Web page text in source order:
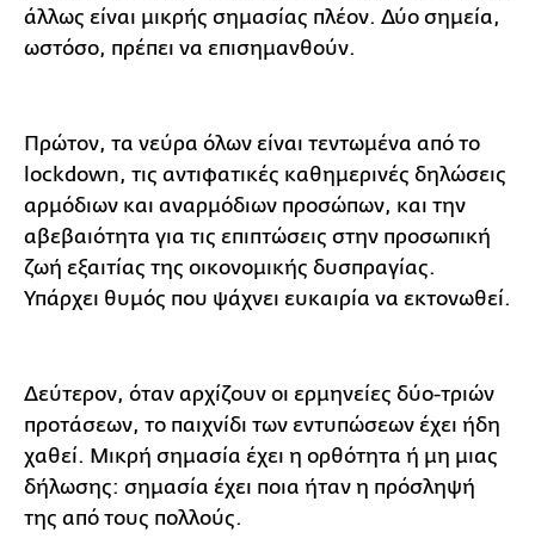
άλλως είναι μικρής σημασίας πλέον. Δύο σημεία,
ωστόσο, πρέπει να επισημανθούν.
Πρώτον, τα νεύρα όλων είναι τεντωμένα από το
lockdown, τις αντιφατικές καθημερινές δηλώσεις
αρμόδιων και αναρμόδιων προσώπων, και την
αβεβαιότητα για τις επιπτώσεις στην προσωπική
ζωή εξαιτίας της οικονομικής δυσπραγίας.
Υπάρχει θυμός που ψάχνει ευκαιρία να εκτονωθεί.
Δεύτερον, όταν αρχίζουν οι ερμηνείες δύο-τριών
προτάσεων, το παιχνίδι των εντυπώσεων έχει ήδη
χαθεί. Μικρή σημασία έχει η ορθότητα ή μη μιας
δήλωσης: σημασία έχει ποια ήταν η πρόσληψή
της από τους πολλούς.